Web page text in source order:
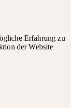
Erfahrung zu
der Website